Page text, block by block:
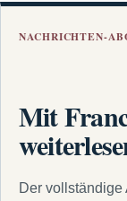
NACHRICHTEN-
Mit
Der vollständige